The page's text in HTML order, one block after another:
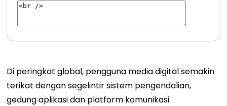
Di peringkat global, pengguna media digital semakin
terikat dengan segelintir sistem pengendalian,
gedung aplikasi dan platform komunikasi.